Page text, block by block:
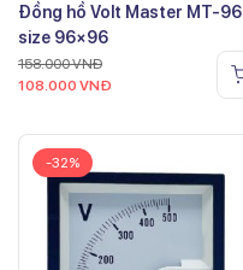
Đồng hồ Volt Master MT-96
size 96×96
158.000VNĐ
108.000 VNĐ
-32%